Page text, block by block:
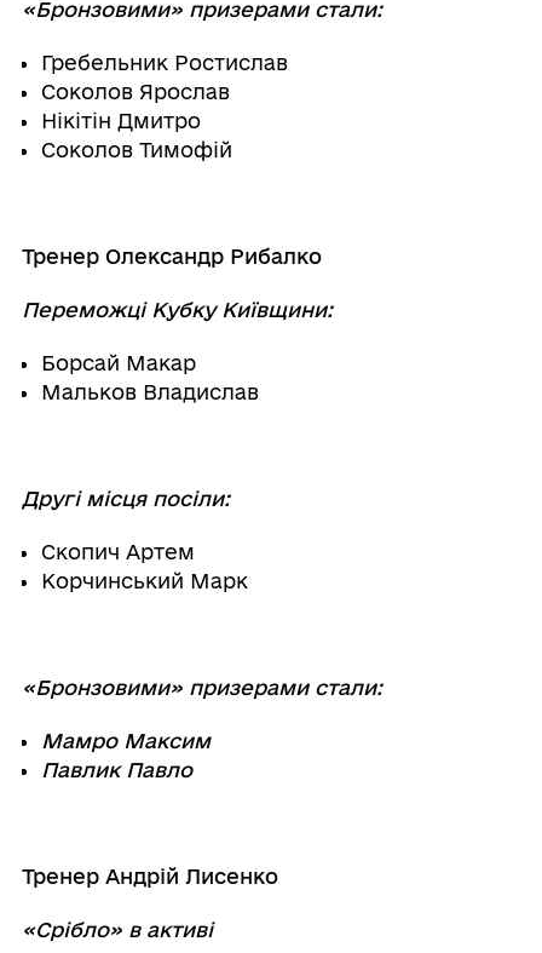
«Бронзовими» призерами стали:
Гребельник Ростислав
Соколов Ярослав
Нікітін Дмитро
Соколов Тимофій
Тренер Олександр Рибалко
Переможці Кубку Київщини:
Борсай Макар
Мальков Владислав
Другі місця посіли:
Скопич Артем
Корчинський Марк
«Бронзовими» призерами стали:
Мамро Максим
Павлик Павло
Тренер Андрій Лисенко
«Срібло» в активі